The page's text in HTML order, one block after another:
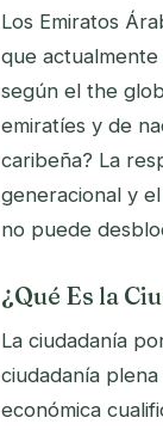
Los Emiratos
que actualmente
según el the
emiratíes y de
caribeña? La
generacional y
no puede
¿Qué Es la
La ciudadanía
ciudadanía
económica